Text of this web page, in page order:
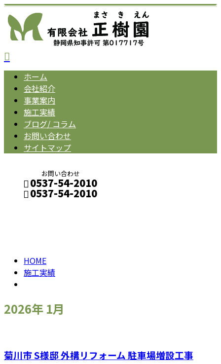
ホーム
会社紹介
事業案内
施工実績
ブログ/ コラム
お問い合わせ
サイトマップ
お問い合わせ
0537-54-2010
0537-54-2010
HOME
施工実績
2026年 1月
菊川市 S様邸 外構リフォーム 駐車場増設工事